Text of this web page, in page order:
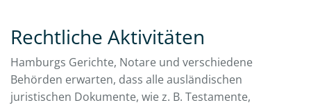
Rechtliche Aktivitäten
Hamburgs Gerichte, Notare und verschiedene
Behörden erwarten, dass alle ausländischen
juristischen Dokumente, wie z. B. Testamente,